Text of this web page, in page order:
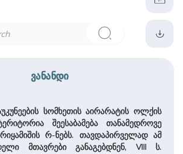
ვანანდი
სომხეთის აირარატის ოლქის
შეესაბამება თანამედროვე
რ-ნებს. თავდაპირველად ამ
მთავრები განაგებდნენ, VIII ს.